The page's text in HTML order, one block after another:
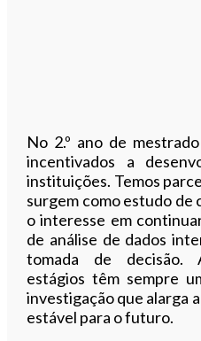
No 2.º ano de
incentivados a
instituições. Temos
surgem como estudo de
o interesse em
de análise de dados
tomada de decisão.
estágios têm sempre
investigação que alarga
estável para o futuro.